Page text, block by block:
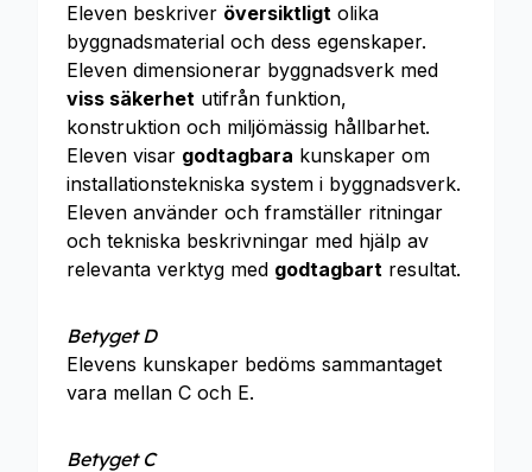
Eleven beskriver översiktligt olika
byggnadsmaterial och dess egenskaper.
Eleven dimensionerar byggnadsverk med
viss säkerhet utifrån funktion,
konstruktion och miljömässig hållbarhet.
Eleven visar godtagbara kunskaper om
installationstekniska system i byggnadsverk.
Eleven använder och framställer ritningar
och tekniska beskrivningar med hjälp av
relevanta verktyg med godtagbart resultat.
Betyget D
Elevens kunskaper bedöms sammantaget
vara mellan C och E.
Betyget C